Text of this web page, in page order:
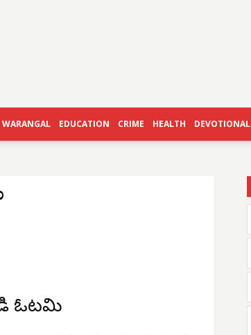
EDUCATION CRIME HEALTH DEVOTIONAL
ఓటమి